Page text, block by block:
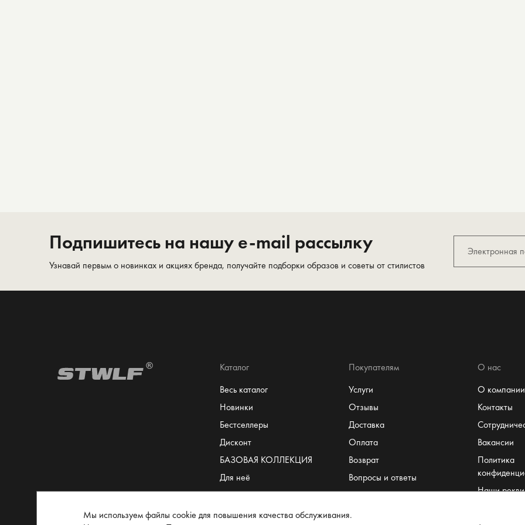
Подпишитесь на нашу e-mail рассылку
Узнавай первым о новинках и акциях бренда, получайте подборки образов и советы от стилистов
Каталог
Весь каталог
Новинки
Бестселлеры
Дисконт
БАЗОВАЯ КОЛЛЕКЦИЯ
Для неё
Для него
Сертификат
Покупателям
Услуги
Отзывы
Доставка
Оплата
Возврат
Вопросы и ответы
Система лояльности
Размеры
О нас
О компании
Контакты
Вакансии
Политика
Наши
Мы используем файлы cookie для повышения качества обслуживания.